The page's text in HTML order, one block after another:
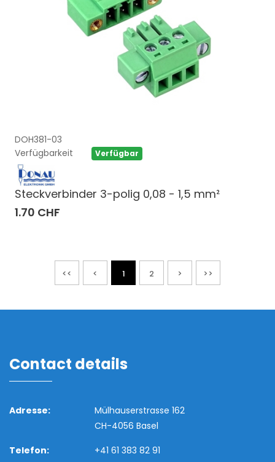
DOH381-03
Verfügbarkeit
Verfügbar
Steckverbinder 3-polig 0,08 - 1,5 mm²
1.70 CHF
<< < 1 2 > >>
Contact details
Adresse:
Mülhauserstrasse 162
CH-4056 Basel
Telefon:
+41 61 383 82 91